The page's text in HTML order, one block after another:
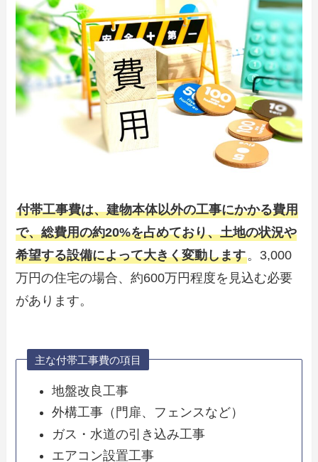
付帯工事費は、建物本体以外の工事にかかる費用
で、総費用の約20%を占めており、土地の状況や
希望する設備によって大きく変動します。3,000
万円の住宅の場合、約600万円程度を見込む必要
があります。
主な付帯工事費の項目
地盤改良工事
外構工事（門扉、フェンスなど）
ガス・水道の引き込み工事
エアコン設置工事